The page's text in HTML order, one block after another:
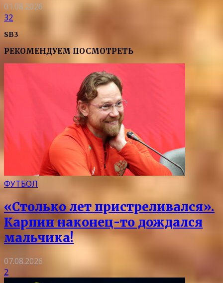
01.08.2026
32
SB3
РЕКОМЕНДУЕМ ПОСМОТРЕТЬ
ФУТБОЛ
«Столько лет пристреливался».
Карпин наконец-то дождался
мальчика!
07.08.2026
2